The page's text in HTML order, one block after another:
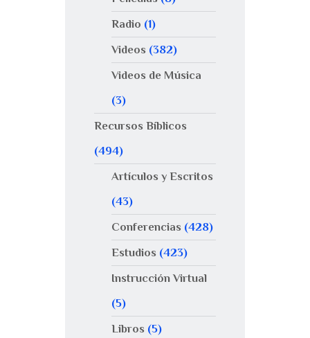
Radio (1)
Videos (382)
Videos de Música
(3)
Recursos Bíblicos
(494)
Artículos y Escritos
(43)
Conferencias (428)
Estudios (423)
Instrucción Virtual
(5)
Libros (5)